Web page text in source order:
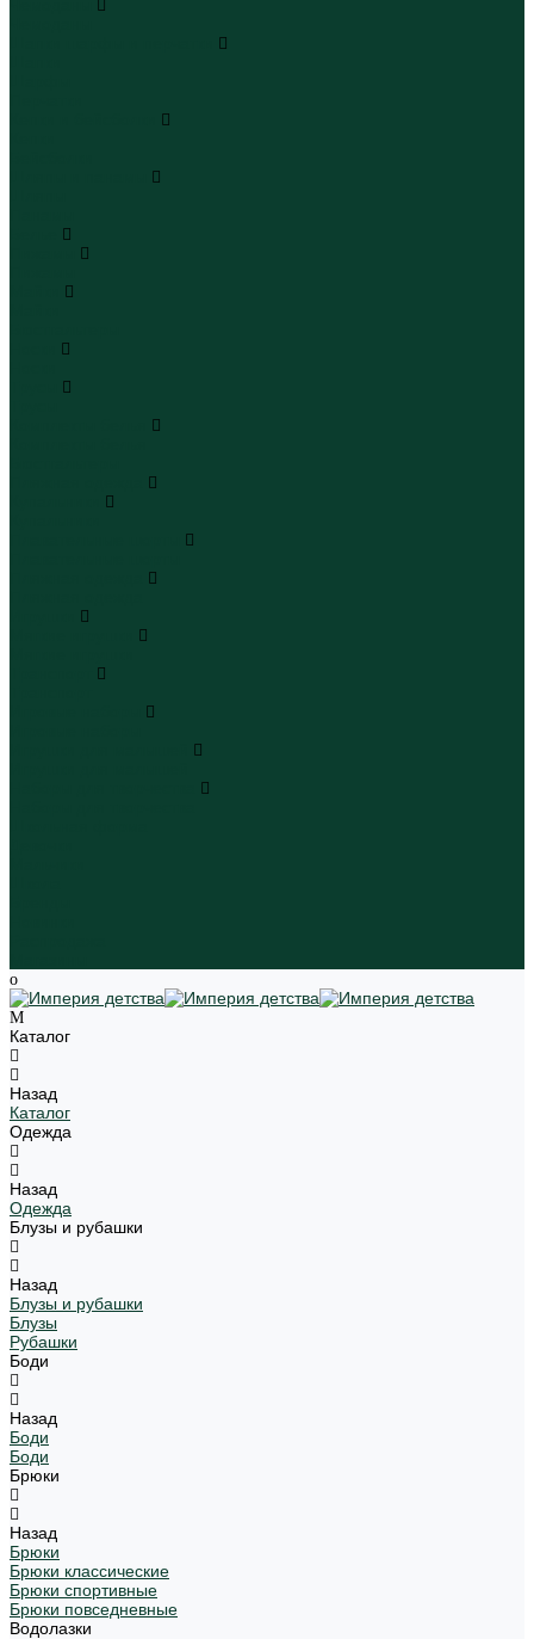
Каталог
Назад
Каталог
Одежда
Назад
Одежда
Блузы и рубашки
Назад
Блузы и рубашки
Блузы
Рубашки
Боди
Назад
Боди
Боди
Брюки
Назад
Брюки
Брюки классические
Брюки спортивные
Брюки повседневные
Водолазки